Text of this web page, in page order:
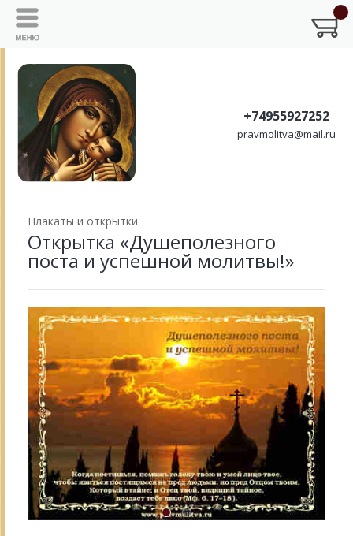
+74955927252
pravmolitva@mail.ru
Плакаты и открытки
Открытка «Душеполезного
поста и успешной молитвы!»